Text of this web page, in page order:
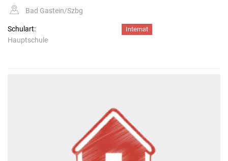
Bad Gastein/Szbg
Schulart:
Hauptschule
Internat